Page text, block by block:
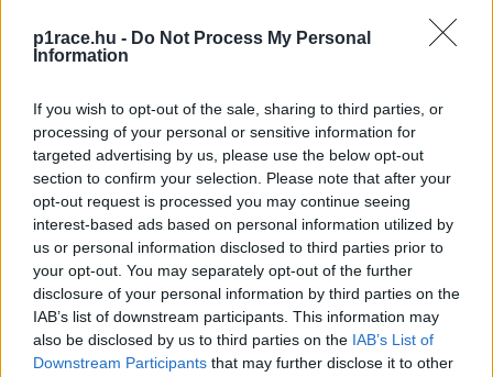
p1race.hu - Do Not Process My Personal
Information
If you wish to opt-out of the sale, sharing to third parties, or
processing of your personal or sensitive information for
targeted advertising by us, please use the below opt-out
section to confirm your selection. Please note that after your
opt-out request is processed you may continue seeing
interest-based ads based on personal information utilized by
us or personal information disclosed to third parties prior to
your opt-out. You may separately opt-out of the further
disclosure of your personal information by third parties on the
IAB’s list of downstream participants. This information may
also be disclosed by us to third parties on the IAB’s List of
Downstream Participants that may further disclose it to other
Most már erős, illetve gyors vagyok, és minden futamon a
dobogóért próbálok küzdeni. Ha van lehetőség a
futamgyőzelemre, az tökéletes, de ha nincs, akkor csak ott
kell lenni minden alkalommal. Mindig ez a cél. A
csapattársam gyors, és nagyszerű eredményeket ért el
ebben a szezonban, én viszont magamra koncentrálok. A
csapattárs egy rivális, mint a több pilóta. Ha az ember nem
nyeri meg a versenyt, nem számít, hogy egy másik
versenyző vagy a csapattársa győzött. Ez ugyanaz, és
csak az a lényeg, hogy nem én nyertem.”